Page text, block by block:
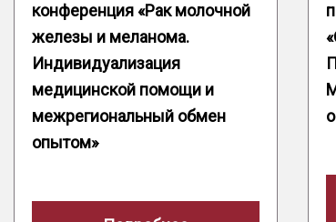
конференция «Рак молочной
железы и меланома.
Индивидуализация
медицинской помощи и
межрегиональный обмен
опытом»